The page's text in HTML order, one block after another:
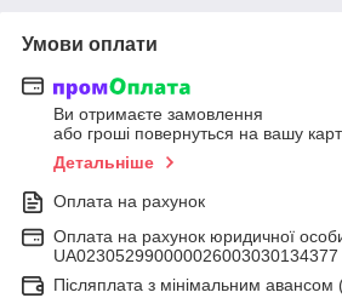
Умови оплати
Ви отримаєте замовлення
або гроші повернуться на вашу
Детальніше
Оплата на рахунок
Оплата на рахунок юридичної
UA023052990000026003030134377
Післяплата з мінімальним авансом